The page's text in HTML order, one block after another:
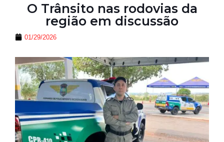
O Trânsito nas rodovias da
região em discussão
01/29/2026